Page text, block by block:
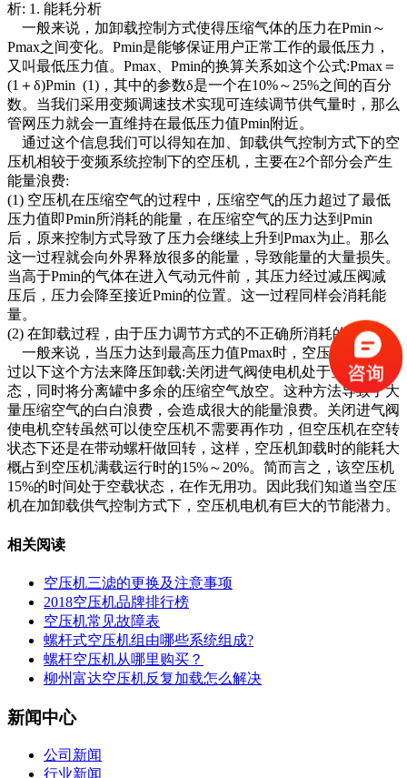
析: 1. 能耗分析
一般来说，加卸载控制方式使得压缩气体的压力在Pmin～
Pmax之间变化。Pmin是能够保证用户正常工作的最低压力，
又叫最低压力值。Pmax、Pmin的换算关系如这个公式:Pmax＝
(1＋δ)Pmin (1)，其中的参数δ是一个在10%～25%之间的百分
数。当我们采用变频调速技术实现可连续调节供气量时，那么
管网压力就会一直维持在最低压力值Pmin附近。
通过这个信息我们可以得知在加、卸载供气控制方式下的空
压机相较于变频系统控制下的空压机，主要在2个部分会产生
能量浪费:
(1) 空压机在压缩空气的过程中，压缩空气的压力超过了最低
压力值即Pmin所消耗的能量，在压缩空气的压力达到Pmin
后，原来控制方式导致了压力会继续上升到Pmax为止。那么
这一过程就会向外界释放很多的能量，导致能量的大量损失。
当高于Pmin的气体在进入气动元件前，其压力经过减压阀减
压后，压力会降至接近Pmin的位置。这一过程同样会消耗能
量。
(2) 在卸载过程，由于压力调节方式的不正确所消耗的能量
一般来说，当压力达到最高压力值Pmax时，空压机主要通
过以下这个方法来降压卸载:关闭进气阀使电机处于空转状
态，同时将分离罐中多余的压缩空气放空。这种方法导致了大
量压缩空气的白白浪费，会造成很大的能量浪费。关闭进气阀
使电机空转虽然可以使空压机不需要再作功，但空压机在空转
状态下还是在带动螺杆做回转，这样，空压机卸载时的能耗大
概占到空压机满载运行时的15%～20%。简而言之，该空压机
15%的时间处于空载状态，在作无用功。因此我们知道当空压
机在加卸载供气控制方式下，空压机电机有巨大的节能潜力。
相关阅读
空压机三滤的更换及注意事项
2018空压机品牌排行榜
空压机常见故障表
螺杆式空压机组由哪些系统组成?
螺杆空压机从哪里购买？
柳州富达空压机反复加载怎么解决
新闻中心
公司新闻
行业新闻